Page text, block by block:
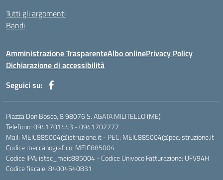
Tutti gli argomenti
Bandi
Amministrazione TrasparenteAlbo onlinePrivacy Policy
Dichiarazione di accessibilità
Seguici su:
Piazza Don Bosco, 8 98076 S. AGATA MILITELLO (ME)
Telefono: 0941701443 - 0941702777
Mail: MEIC885004@istruzione.it - PEC: MEIC885004@pec.istruzione.it
Codice meccanografico: MEIC885004
Codice IPA: istsc_meic885004 - Codice Univoco Fatturazione: UFV94H
Codice fiscale: 84004540831